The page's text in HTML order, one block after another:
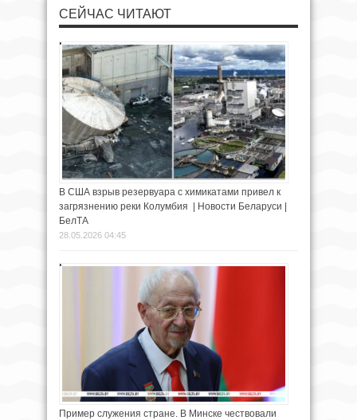
СЕЙЧАС ЧИТАЮТ
В США взрыв резервуара с химикатами привел к
загрязнению реки Колумбия | Новости Беларуси |
БелТА
28.05.2026 04:45
Пример служения стране. В Минске чествовали